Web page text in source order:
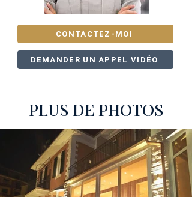
CONTACTEZ-MOI
DEMANDER UN APPEL VIDÉO
PLUS DE PHOTOS